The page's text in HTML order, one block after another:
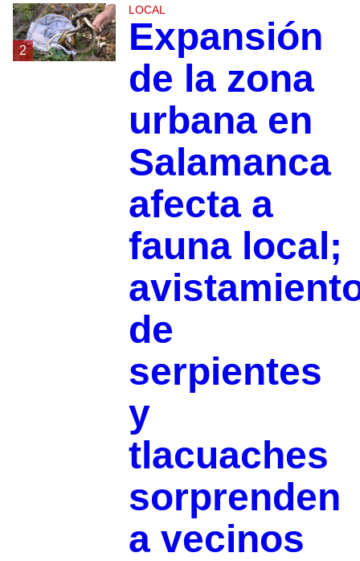
2
LOCAL
Expansión
de la zona
urbana en
Salamanca
afecta a
fauna local;
de
serpientes
y
tlacuaches
sorprenden
a vecinos